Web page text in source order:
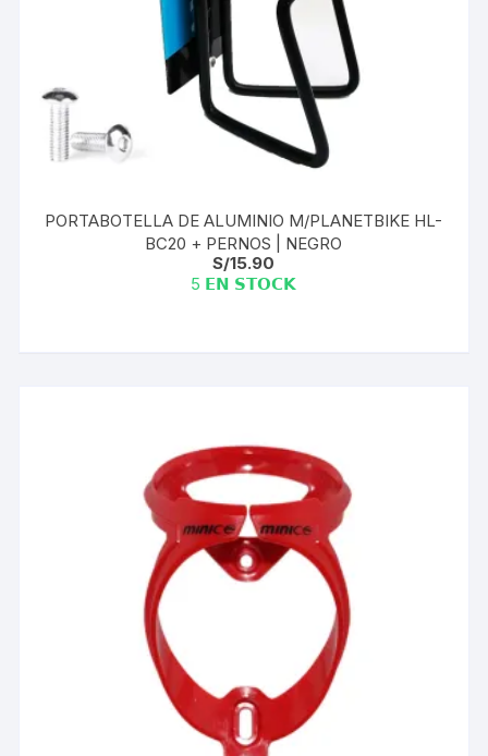
PORTABOTELLA DE ALUMINIO M/PLANETBIKE HL-
BC20 + PERNOS | NEGRO
S/15.90
5 𝗘𝗡 𝗦𝗧𝗢𝗖𝗞